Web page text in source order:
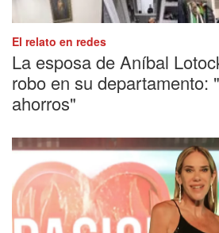
El relato en redes
La esposa de Aníbal
robo en su departamento:
ahorros"